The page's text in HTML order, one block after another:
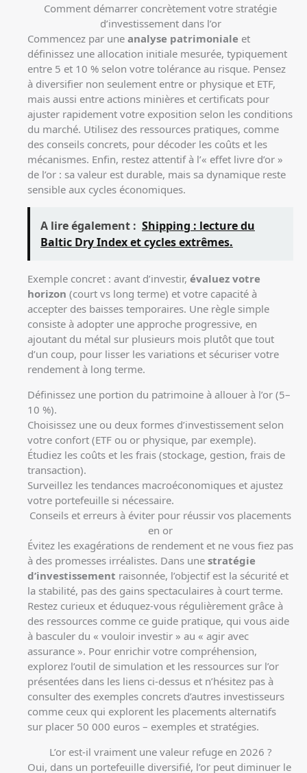
Comment démarrer concrètement votre stratégie
d’investissement dans l’or
Commencez par une analyse patrimoniale et
définissez une allocation initiale mesurée, typiquement
entre 5 et 10 % selon votre tolérance au risque. Pensez
à diversifier non seulement entre or physique et ETF,
mais aussi entre actions minières et certificats pour
ajuster rapidement votre exposition selon les conditions
du marché. Utilisez des ressources pratiques, comme
des conseils concrets, pour décoder les coûts et les
mécanismes. Enfin, restez attentif à l’« effet livre d’or »
de l’or : sa valeur est durable, mais sa dynamique reste
sensible aux cycles économiques.
A lire également : Shipping : lecture du
Baltic Dry Index et cycles extrêmes.
Exemple concret : avant d’investir, évaluez votre
horizon (court vs long terme) et votre capacité à
accepter des baisses temporaires. Une règle simple
consiste à adopter une approche progressive, en
ajoutant du métal sur plusieurs mois plutôt que tout
d’un coup, pour lisser les variations et sécuriser votre
rendement à long terme.
Définissez une portion du patrimoine à allouer à l’or (5–
10 %).
Choisissez une ou deux formes d’investissement selon
votre confort (ETF ou or physique, par exemple).
Étudiez les coûts et les frais (stockage, gestion, frais de
transaction).
Surveillez les tendances macroéconomiques et ajustez
votre portefeuille si nécessaire.
Conseils et erreurs à éviter pour réussir vos placements
en or
Évitez les exagérations de rendement et ne vous fiez pas
à des promesses irréalistes. Dans une stratégie
d’investissement raisonnée, l’objectif est la sécurité et
la stabilité, pas des gains spectaculaires à court terme.
Restez curieux et éduquez-vous régulièrement grâce à
des ressources comme ce guide pratique, qui vous aide
à basculer du « vouloir investir » au « agir avec
assurance ». Pour enrichir votre compréhension,
explorez l’outil de simulation et les ressources sur l’or
présentées dans les liens ci-dessus et n’hésitez pas à
consulter des exemples concrets d’autres investisseurs
comme ceux qui explorent les placements alternatifs
sur placer 50 000 euros – exemples et stratégies.
L’or est-il vraiment une valeur refuge en 2026 ?
Oui, dans un portefeuille diversifié, l’or peut diminuer le